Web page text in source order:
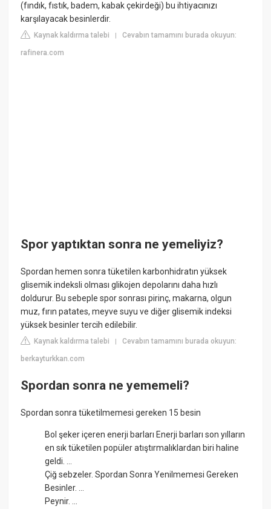
(fındık, fıstık, badem, kabak çekirdeği) bu ihtiyacınızı
karşılayacak besinlerdir.
Kaynak kaldırma talebi |Cevabın tamamını burada okuyun:
rafinera.com
Spor yaptıktan sonra ne yemeliyiz?
Spordan hemen sonra tüketilen karbonhidratın yüksek
glisemik indeksli olması glikojen depolarını daha hızlı
doldurur. Bu sebeple spor sonrası pirinç, makarna, olgun
muz, fırın patates, meyve suyu ve diğer glisemik indeksi
yüksek besinler tercih edilebilir.
Kaynak kaldırma talebi |Cevabın tamamını burada okuyun:
berkayturkkan.com
Spordan sonra ne yememeli?
Spordan sonra tüketilmemesi gereken 15 besin
Bol şeker içeren enerji barları Enerji barları son yılların
en sık tüketilen popüler atıştırmalıklardan biri haline
geldi. ...
Çiğ sebzeler. Spordan Sonra Yenilmemesi Gereken
Besinler. ...
Peynir. ...